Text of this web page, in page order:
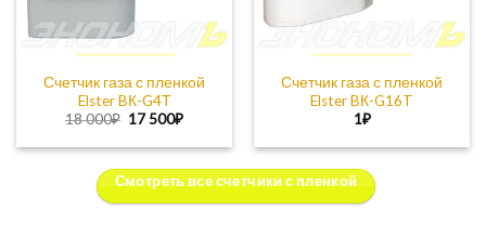
Счетчик газа с пленкой
Elster BК-G4Т
18 000₽ Первоначальная
составляла
000₽.
17 500₽Текущая
17
Счетчик газа с пленкой
Elster BК-G16T
1₽
Смотреть все счетчики с пленкой